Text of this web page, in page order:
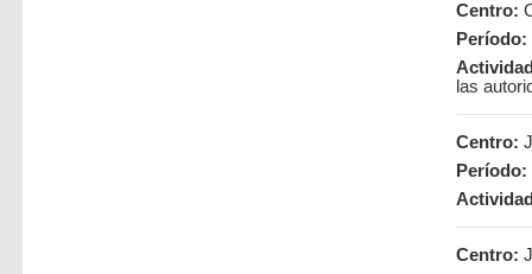
Centro:
Período:
las
Centro:
Período:
Centro: